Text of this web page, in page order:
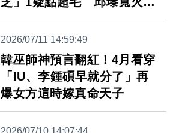
不忍了
2026/07/11 14:59:49
韓巫師神預言翻紅！4月看穿
「IU、李鍾碩早就分了」再
爆女方這時嫁真命天子
2026/07/10 14:07:44